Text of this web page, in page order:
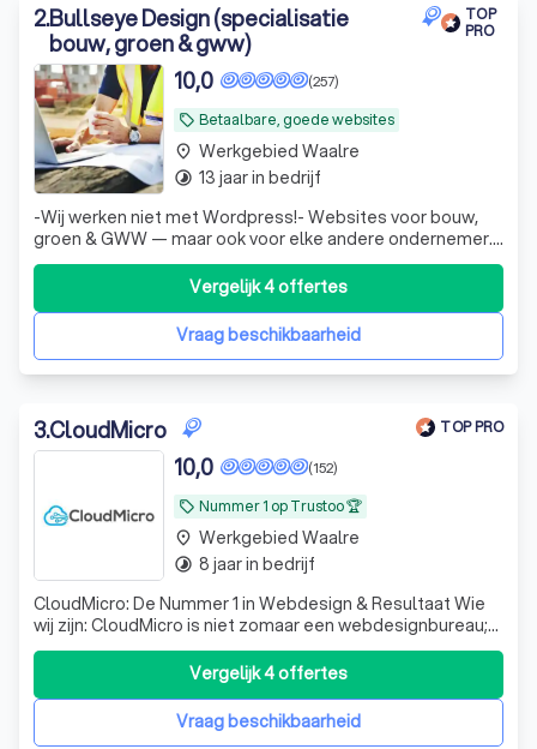
2.Bullseye Design (specialisatie
bouw, groen & gww)
TOP
PRO
local_offer Betaalbare, goede websites
(257)
10,0
-Wij werken niet met Wordpress!- Websites voor bouw,
groen & GWW — maar ook voor elke andere ondernemer.
Uniek, vindbaar in Google en unieke teksten. Geen
wurgcontracten, vanaf 560 euro.
Vraag beschikbaarheid
Vergelijk 4 offertes
place Werkgebied Waalre
timelapse 13 jaar in bedrijf
3.CloudMicro TOP PRO
local_offer Nummer 1 op Trustoo 🏆
(152)
10,0
CloudMicro: De Nummer 1 in Webdesign & Resultaat Wie
wij zijn: CloudMicro is niet zomaar een webdesignbureau;
wij zijn de digitale partner voor ondernemers die willen
groeien. Met een passie voor design en een scherp oog
voor conversie creëren wij professionele websites en
webshops die doen waar zeVraag beschikbaarheid
Vergelijk 4 offertes
place Werkgebied Waalre
timelapse 8 jaar in bedrijf